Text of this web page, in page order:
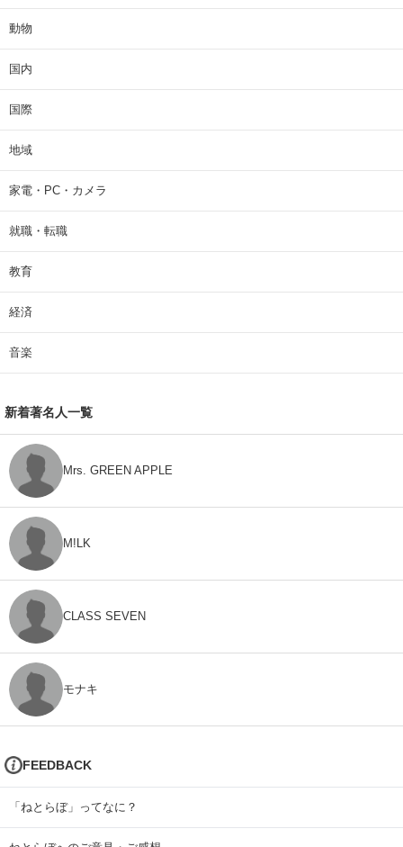
動物
国内
国際
地域
家電・PC・カメラ
就職・転職
教育
経済
音楽
新着著名人一覧
Mrs. GREEN APPLE
M!LK
CLASS SEVEN
モナキ
FEEDBACK
「ねとらぼ」ってなに？